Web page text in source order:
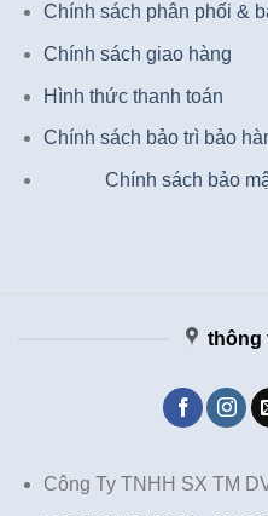
Chính sách phân phối &
Chính sách giao hàng
Hình thức thanh toán
Chính sách bảo trì bảo
Chính sách bảo
thông
Công Ty TNHH SX TM